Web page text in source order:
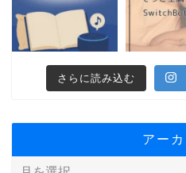
さらに読み込む
アー